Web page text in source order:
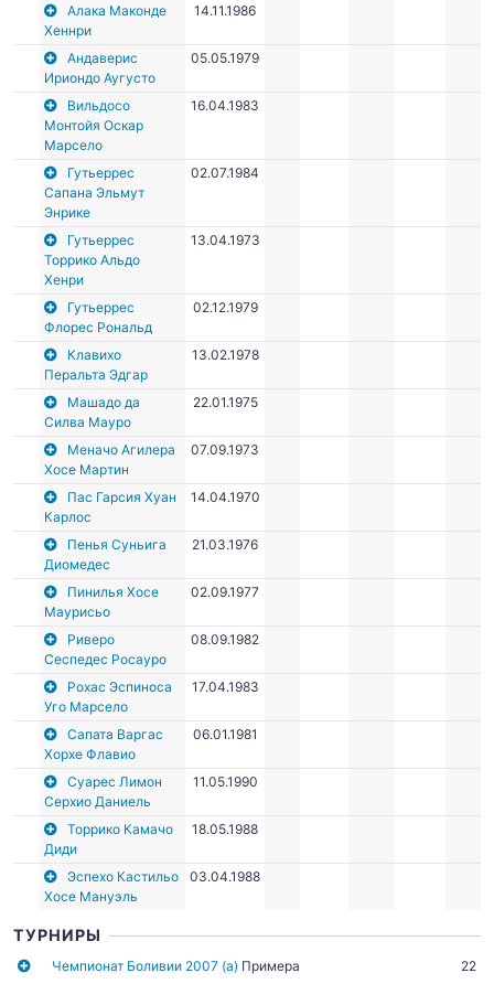
Алака Маконде
Хеннри
14.11.1986
Андаверис
Ириондо Аугусто
05.05.1979
Вильдосо
Монтойя Оскар
Марсело
16.04.1983
Гутьеррес
Сапана Эльмут
Энрике
02.07.1984
Гутьеррес
Торрико Альдо
Хенри
13.04.1973
Гутьеррес
Флорес Рональд
02.12.1979
Клавихо
Перальта Эдгар
13.02.1978
Машадо да
Силва Мауро
22.01.1975
Меначо Агилера
Хосе Мартин
07.09.1973
Пас Гарсия Хуан
Карлос
14.04.1970
Пенья Суньига
Диомедес
21.03.1976
Пинилья Хосе
Маурисьо
02.09.1977
Риверо
Сеспедес Росауро
08.09.1982
Рохас Эспиноса
Уго Марсело
17.04.1983
Сапата Варгас
Хорхе Флавио
06.01.1981
Суарес Лимон
Серхио Даниель
11.05.1990
Торрико Камачо
Диди
18.05.1988
Эспехо Кастильо
Хосе Мануэль
03.04.1988
ТУРНИРЫ
Чемпионат Боливии 2007 (а) Примера 22